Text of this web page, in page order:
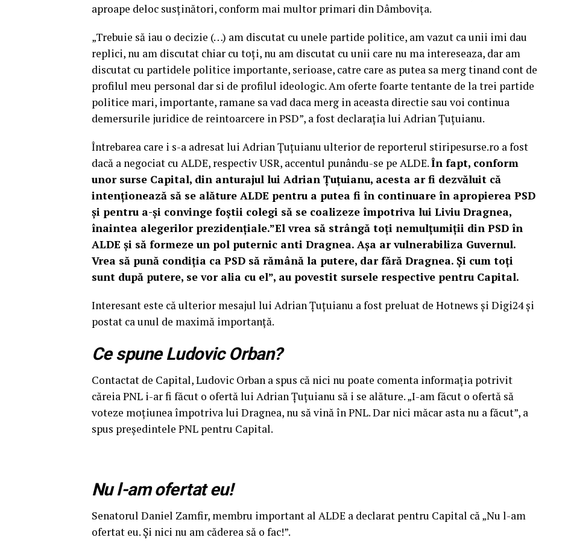
aproape deloc susţinători, conform mai multor primari din Dâmboviţa.
„Trebuie să iau o decizie (…) am discutat cu unele partide politice, am vazut ca unii imi dau
replici, nu am discutat chiar cu toţi, nu am discutat cu unii care nu ma intereseaza, dar am
discutat cu partidele politice importante, serioase, catre care as putea sa merg tinand cont de
profilul meu personal dar si de profilul ideologic. Am oferte foarte tentante de la trei partide
politice mari, importante, ramane sa vad daca merg in aceasta directie sau voi continua
demersurile juridice de reintoarcere in PSD”, a fost declaraţia lui Adrian Țuţuianu.
Întrebarea care i s-a adresat lui Adrian Țuţuianu ulterior de reporterul stiripesurse.ro a fost
dacă a negociat cu ALDE, respectiv USR, accentul punându-se pe ALDE.În fapt, conform
unor surse Capital, din anturajul lui Adrian Țuţuianu, acesta ar fi dezvăluit că
intenţionează să se alăture ALDE pentru a putea fi în continuare în apropierea PSD
şi pentru a-şi convinge foştii colegi să se coalizeze împotriva lui Liviu Dragnea,
înaintea alegerilor prezidenţiale.”El vrea să strângă toţi nemulţumiţii din PSD în
ALDE şi să formeze un pol puternic anti Dragnea. Aşa ar vulnerabiliza Guvernul.
Vrea să pună condiţia ca PSD să rămână la putere, dar fără Dragnea. Și cum toţi
sunt după putere, se vor alia cu el”, au povestit sursele respective pentru Capital.
Interesant este că ulterior mesajul lui Adrian Țuţuianu a fost preluat de Hotnews şi Digi24 şi
postat ca unul de maximă importanţă.
Ce spune Ludovic Orban?
Contactat de Capital, Ludovic Orban a spus că nici nu poate comenta informaţia potrivit
căreia PNL i-ar fi făcut o ofertă lui Adrian Țuţuianu să i se alăture. „I-am făcut o ofertă să
voteze moţiunea împotriva lui Dragnea, nu să vină în PNL. Dar nici măcar asta nu a făcut”, a
spus preşedintele PNL pentru Capital.
Nu l-am ofertat eu!
Senatorul Daniel Zamfir, membru important al ALDE a declarat pentru Capital că „Nu l-am
ofertat eu. Și nici nu am căderea să o fac!”.